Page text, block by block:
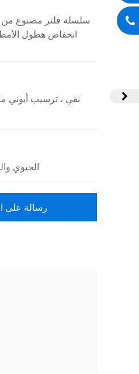
انخفاض هطول
الحيوي
رسالة على